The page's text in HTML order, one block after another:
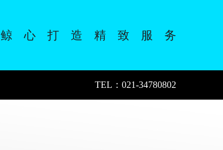
鲸 心 打 造 精 致 服 务
TEL：021-34780802